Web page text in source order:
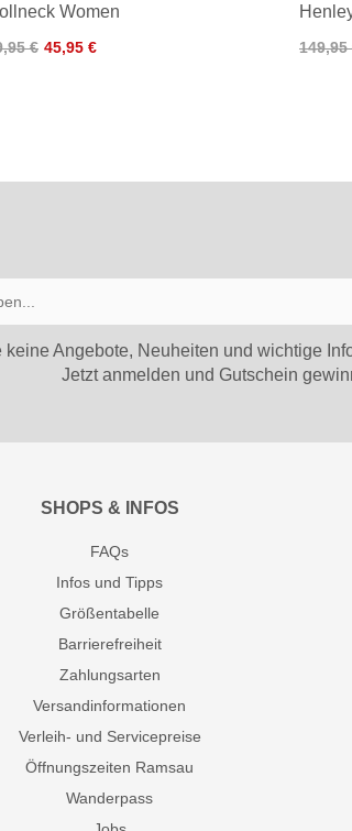
Women
€ 45,95 € 149,95
keine Angebote, Neuheiten und wichtige
Jetzt anmelden und Gutschein
SHOPS & INFOS
FAQs
Infos und Tipps
Größentabelle
Barrierefreiheit
Zahlungsarten
Versandinformationen
Verleih- und Servicepreise
Öffnungszeiten Ramsau
Wanderpass